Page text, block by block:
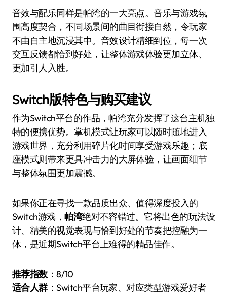
音效与配乐同样是帕湾的一大亮点。音乐与游戏氛
围高度契合，不同场景间的曲目衔接自然，令玩家
不由自主地沉浸其中。音效设计精细到位，每一次
交互反馈都恰到好处，让整体游戏体验更加立体、
更加引人入胜。
Switch版特色与购买建议
作为Switch平台的作品，帕湾充分发挥了这台主机独
特的便携优势。掌机模式让玩家可以随时随地进入
游戏世界，充分利用碎片化时间享受游戏乐趣；底
座模式则带来更具冲击力的大屏体验，让画面细节
与整体氛围更加震撼。
如果你正在寻找一款品质出众、值得深度投入的
Switch游戏，帕湾绝对不容错过。它将出色的玩法设
计、精美的视觉表现与恰到好处的节奏把控融为一
体，是近期Switch平台上难得的精品佳作。
推荐指数：8/10
适合人群：Switch平台玩家、对应类型游戏爱好者